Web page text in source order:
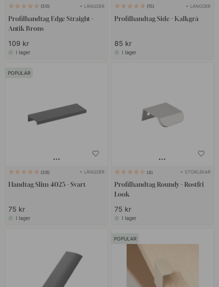
30 + LÄNGDER
Profilhandtag Edge Straight -
Antik Brons
109 kr
I lager
15 + LÄNGDER
Profilhandtag Side - Kalkgrå
85 kr
I lager
POPULAR
38 + LÄNGDER
Handtag Slim 4025 - Svart
75 kr
I lager
4 + STORLEKAR
Profilhandtag Roundy - Rostfri
Look
75 kr
I lager
POPULAR